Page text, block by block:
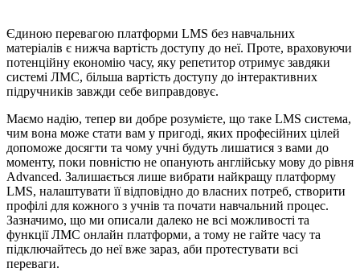
Єдиною перевагою платформи LMS без навчальних
матеріалів є нижча вартість доступу до неї. Проте, враховуючи
потенційну економію часу, яку репетитор отримує завдяки
системі ЛМС, більша вартість доступу до інтерактивних
підручників завжди себе виправдовує.
Маємо надію, тепер ви добре розумієте, що таке LMS система,
чим вона може стати вам у пригоді, яких професійних цілей
допоможе досягти та чому учні будуть лишатися з вами до
моменту, поки повністю не опанують англійську мову до рівня
Advanced. Залишається лише вибрати найкращу платформу
LMS, налаштувати її відповідно до власних потреб, створити
профілі для кожного з учнів та почати навчальний процес.
Зазначимо, що ми описали далеко не всі можливості та
функції ЛМС онлайн платформи, а тому не гайте часу та
підключайтесь до неї вже зараз, аби протестувати всі
переваги.